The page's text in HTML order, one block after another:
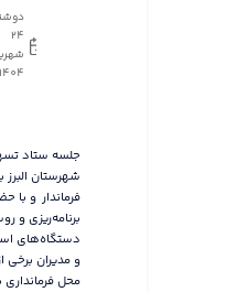
24
1404
جلسه ستاد
شهرستان
فرماندار و با
برنامه‌ریزی و
دستگاه‌های
و مدیران برخی
محل فرمانداری